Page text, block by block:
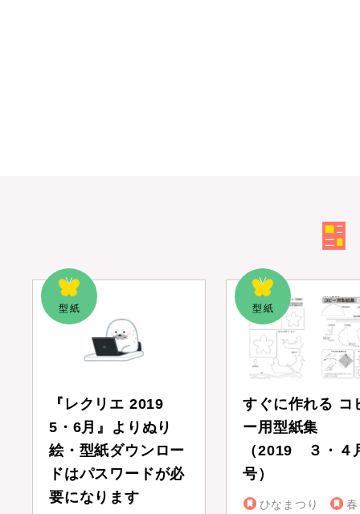
『レクリエ 2019
5・6月』よりぬり
絵・型紙ダウンロー
ドはパスワードが必
要になります
すぐに作れる コ
ー用型紙集
（2019 ３・４
号）
ひなまつり
春